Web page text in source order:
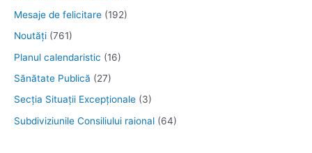
Mesaje de felicitare (192)
Noutăţi (761)
Planul calendaristic (16)
Sănătate Publică (27)
Secția Situații Excepționale (3)
Subdiviziunile Consiliului raional (64)